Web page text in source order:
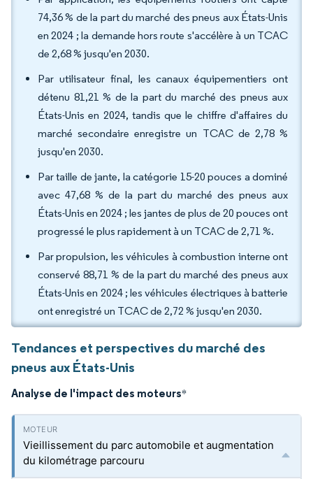
74,36 % de la part du marché des pneus aux États-Unis
en 2024 ; la demande hors route s'accélère à un TCAC
de 2,68 % jusqu'en 2030.
Par utilisateur final, les canaux équipementiers ont
détenu 81,21 % de la part du marché des pneus aux
États-Unis en 2024, tandis que le chiffre d'affaires du
marché secondaire enregistre un TCAC de 2,78 %
jusqu'en 2030.
Par taille de jante, la catégorie 15-20 pouces a dominé
avec 47,68 % de la part du marché des pneus aux
États-Unis en 2024 ; les jantes de plus de 20 pouces ont
progressé le plus rapidement à un TCAC de 2,71 %.
Par propulsion, les véhicules à combustion interne ont
conservé 88,71 % de la part du marché des pneus aux
États-Unis en 2024 ; les véhicules électriques à batterie
ont enregistré un TCAC de 2,72 % jusqu'en 2030.
Tendances et perspectives du marché des
pneus aux États-Unis
Analyse de l'impact des moteurs*
Vieillissement du parc automobile et augmentation
du kilométrage parcouru